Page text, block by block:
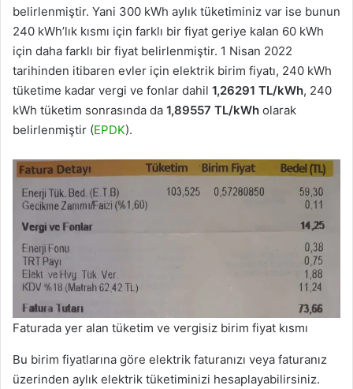
belirlenmiştir. Yani 300 kWh aylık tüketiminiz var ise bunun
240 kWh’lık kısmı için farklı bir fiyat geriye kalan 60 kWh
için daha farklı bir fiyat belirlenmiştir. 1 Nisan 2022
tarihinden itibaren evler için elektrik birim fiyatı, 240 kWh
tüketime kadar vergi ve fonlar dahil 1,26291 TL/kWh, 240
kWh tüketim sonrasında da 1,89557 TL/kWh olarak
belirlenmiştir (EPDK).
Faturada yer alan tüketim ve vergisiz birim fiyat kısmı
Bu birim fiyatlarına göre elektrik faturanızı veya faturanız
üzerinden aylık elektrik tüketiminizi hesaplayabilirsiniz.